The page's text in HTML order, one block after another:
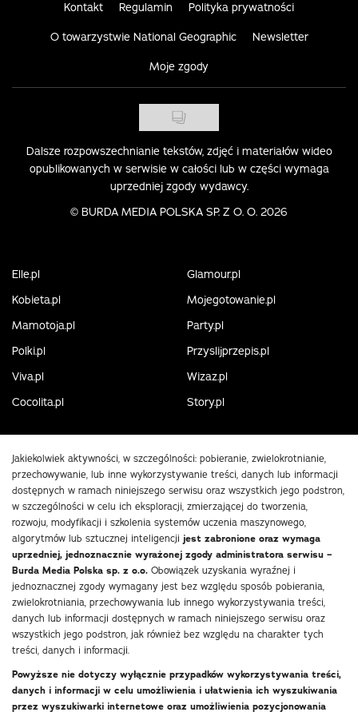
Kontakt Regulamin Polityka prywatności
O towarzystwie National Geographic Newsletter
Moje zgody
Dalsze rozpowszechnianie tekstów, zdjęć i materiałów wideo
opublikowanych w serwisie w całości lub w części wymaga
uprzedniej zgody wydawcy.
© BURDA MEDIA POLSKA SP. Z O. O. 2026
Elle.pl
Glamour.pl
Kobieta.pl
Mojegotowanie.pl
Mamotoja.pl
Party.pl
Polki.pl
Przyslijprzepis.pl
Viva.pl
Wizaz.pl
Cocolita.pl
Story.pl
Jakiekolwiek aktywności, w szczególności: pobieranie, zwielokrotnianie,
przechowywanie, lub inne wykorzystywanie treści, danych lub informacji
dostępnych w ramach niniejszego serwisu oraz wszystkich jego podstron,
w szczególności w celu ich eksploracji, zmierzającej do tworzenia,
rozwoju, modyfikacji i szkolenia systemów uczenia maszynowego,
algorytmów lub sztucznej inteligencji jest zabronione oraz wymaga
uprzedniej, jednoznacznie wyrażonej zgody administratora serwisu –
Burda Media Polska sp. z o.o. Obowiązek uzyskania wyraźnej i
jednoznacznej zgody wymagany jest bez względu sposób pobierania,
zwielokrotniania, przechowywania lub innego wykorzystywania treści,
danych lub informacji dostępnych w ramach niniejszego serwisu oraz
wszystkich jego podstron, jak również bez względu na charakter tych
treści, danych i informacji.
Powyższe nie dotyczy wyłącznie przypadków wykorzystywania treści,
danych i informacji w celu umożliwienia i ułatwienia ich wyszukiwania
przez wyszukiwarki internetowe oraz umożliwienia pozycjonowania